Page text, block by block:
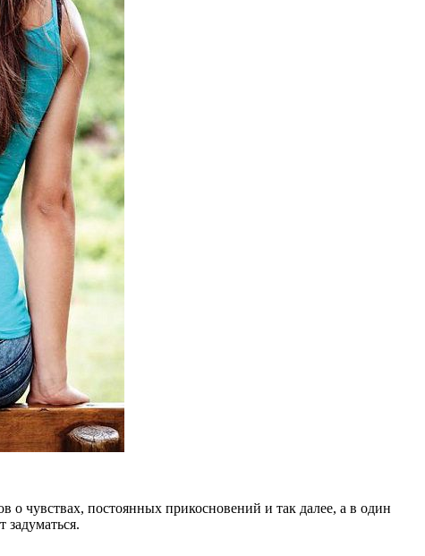
чувствах, постоянных прикосновений и так далее, а в один
задуматься.